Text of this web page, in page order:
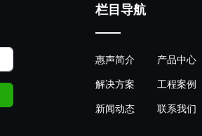
栏目导航
惠声简介 产品中心
解决方案 工程案例
新闻动态 联系我们